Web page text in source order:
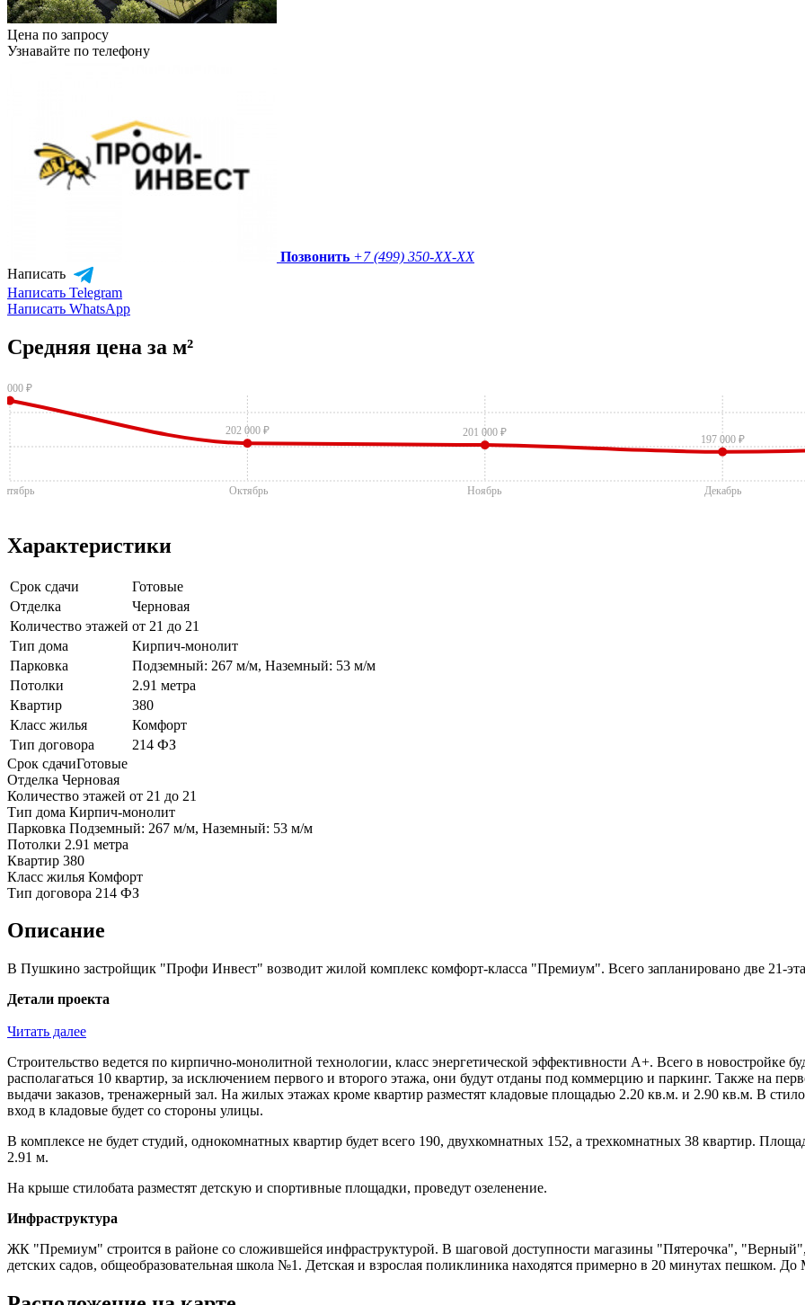
Цена по запросу
Узнавайте по телефону
Позвонить +7 (499) 350-XX-XX
Написать
Написать Telegram
Написать WhatsApp
Средняя цена за м²
000 ₽
202 000 ₽ 201 000 ₽
197 000 ₽
Октябрь Ноябрь Декабрь
Характеристики
Срок сдачи
Готовые
Отделка
Черновая
Количество этажей от 21 до 21
Тип дома
Кирпич-монолит
Парковка
Подземный: 267 м/м, Наземный: 53 м/м
Потолки
2.91 метра
Квартир
380
Класс жилья
Комфорт
Тип договора
214 ФЗ
Срок сдачиГотовые
Отделка Черновая
Количество этажей от 21 до 21
Тип дома Кирпич-монолит
Парковка Подземный: 267 м/м, Наземный: 53 м/м
Потолки 2.91 метра
Квартир 380
Класс жилья Комфорт
Тип договора 214 ФЗ
Описание
В Пушкино застройщик "Профи Инвест" возводит жилой комплекс комфорт-класса "Премиум". Всего запланировано две 21-
Детали проекта
Читать далее
Строительство ведется по кирпично-монолитной технологии, класс энергетической эффективности А+. Всего в новостройке
располагаться 10 квартир, за исключением первого и второго этажа, они будут отданы под коммерцию и паркинг. Также на
выдачи заказов, тренажерный зал. На жилых этажах кроме квартир разместят кладовые площадью 2.20 кв.м. и 2.90 кв.м. В
вход в кладовые будет со стороны улицы.
В комплексе не будет студий, однокомнатных квартир будет всего 190, двухкомнатных 152, а трехкомнатных 38 квартир.
2.91 м.
На крыше стилобата разместят детскую и спортивные площадки, проведут озеленение.
Инфраструктура
ЖК "Премиум" строится в районе со сложившейся инфраструктурой. В шаговой доступности магазины "Пятерочка",
детских садов, общеобразовательная школа №1. Детская и взрослая поликлиника находятся примерно в 20 минутах пешком.